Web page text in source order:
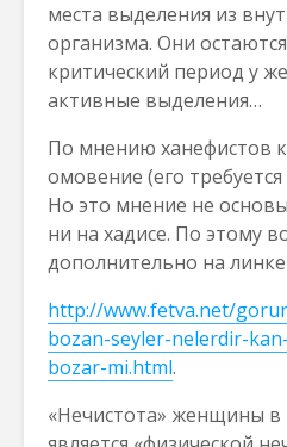
места выделения из
организма. Они
критический период у
активные выделения…
По мнению ханефистов
омовение (его
Но это мнение не
ни на хадисе. По этому
дополнительно на линке
http://www.fetva.net/
bozan-seyler-nelerdir-
bozar-mi.html.
«Нечистота» женщины в